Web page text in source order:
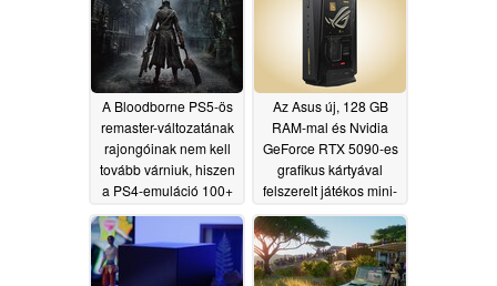
A Bloodborne PS5-ös
remaster-változatának
rajongóinak nem kell
tovább várniuk, hiszen
a PS4-emuláció 100+
5 7600 és az RTX
5060 kombinációján
06/27/2026
Az Asus új, 128 GB
RAM-mal és Nvidia
GeForce RTX 5090-es
grafikus kártyával
felszerelt játékos mini-
06/27/2026